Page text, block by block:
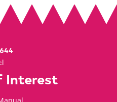
Interest